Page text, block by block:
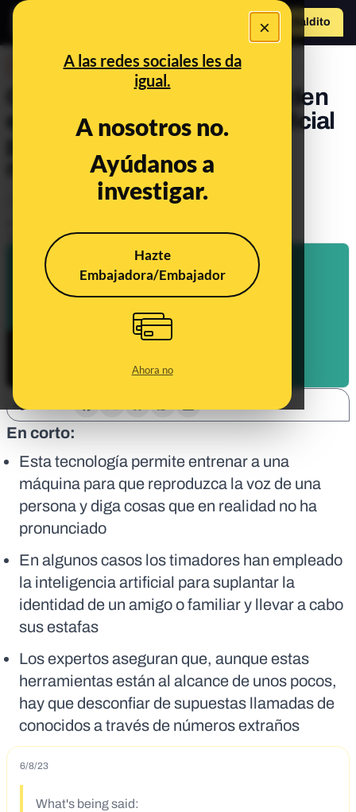
×
A las redes sociales les da
igual.
A nosotros no.
Ayúdanos a
investigar.
Hazte
Embajadora/Embajador
Ahora no
Hazte Maldito
Cómo los estafadores pueden
emplear la inteligencia artificial
para suplantar la voz de
nuestros conocidos
Actualizado elJun 8, 2023, 2:06:00 PM
En corto:
Esta tecnología permite entrenar a una
máquina para que reproduzca la voz de una
persona y diga cosas que en realidad no ha
pronunciado
En algunos casos los timadores han empleado
la inteligencia artificial para suplantar la
identidad de un amigo o familiar y llevar a cabo
sus estafas
Los expertos aseguran que, aunque estas
herramientas están al alcance de unos pocos,
hay que desconfiar de supuestas llamadas de
conocidos a través de números extraños
6/8/23
What's being said: